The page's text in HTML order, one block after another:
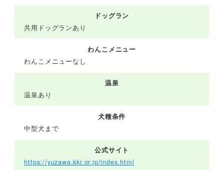
ドッグラン
共用ドッグランあり
わんこメニュー
わんこメニューなし
温泉
温泉あり
犬種条件
中型犬まで
公式サイト
https://yuzawa.kkr.or.jp/index.html